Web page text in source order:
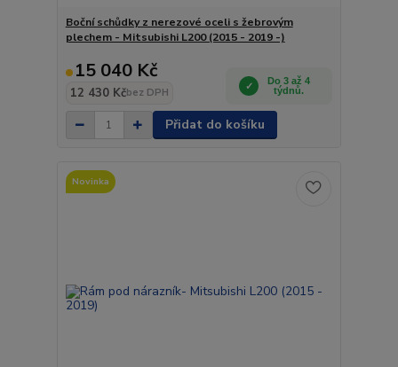
Boční schůdky z nerezové oceli s žebrovým
plechem - Mitsubishi L200 (2015 - 2019 -)
15 040 Kč
12 430 Kčbez DPH
Do 3 až 4
týdnů.
Přidat do košíku
Novinka